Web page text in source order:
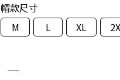
帽款尺寸
M
L XL